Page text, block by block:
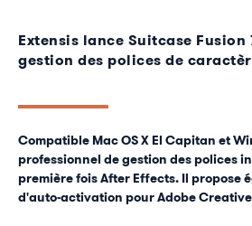
Extensis lance Suitcase
gestion des polices de
Compatible Mac OS X El Capitan et
professionnel de gestion des polices
première fois After Effects. Il propose
d'auto-activation pour Adobe